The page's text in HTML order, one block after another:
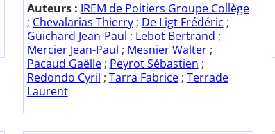
Auteurs : IREM de Poitiers Groupe Collège
; Chevalarias Thierry; De Ligt Frédéric ;
Guichard Jean-Paul ; Lebot Bertrand ;
Mercier Jean-Paul ; Mesnier Walter;
Pacaud Gaëlle; Peyrot Sébastien ;
Redondo Cyril ; Tarra Fabrice; Terrade
Laurent